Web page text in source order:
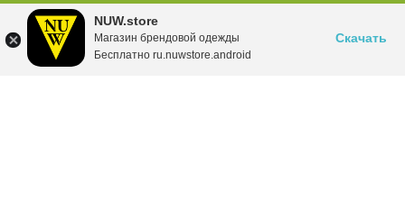
NUW.store
Магазин брендовой одежды
Бесплатно ru.nuwstore.android
Скачать